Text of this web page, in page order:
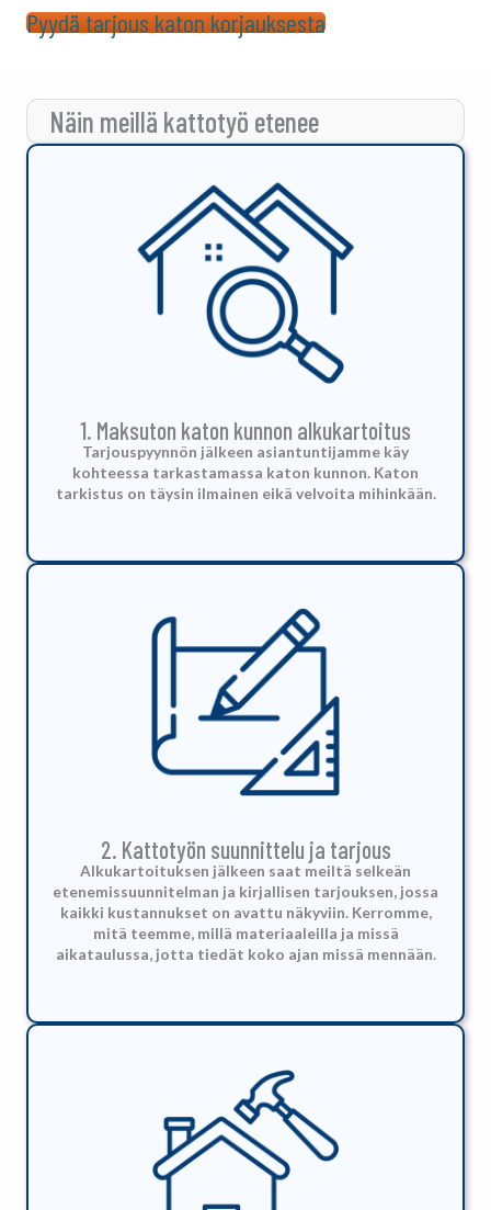
Pyydä tarjous katon korjauksesta
Näin meillä kattotyö etenee
1. Maksuton katon kunnon alkukartoitus
Tarjouspyynnön jälkeen asiantuntijamme käy
kohteessa tarkastamassa katon kunnon. Katon
tarkistus on täysin ilmainen eikä velvoita mihinkään.
2. Kattotyön suunnittelu ja tarjous
Alkukartoituksen jälkeen saat meiltä selkeän
etenemissuunnitelman ja kirjallisen tarjouksen, jossa
kaikki kustannukset on avattu näkyviin. Kerromme,
mitä teemme, millä materiaaleilla ja missä
aikataulussa, jotta tiedät koko ajan missä mennään.